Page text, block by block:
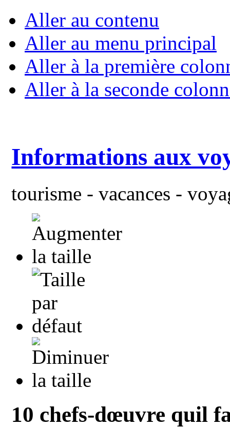
Aller au contenu
Aller au menu principal
Aller à la première
Aller à la seconde
Informations aux
tourisme - vacances -
10 chefs-dœuvre quil